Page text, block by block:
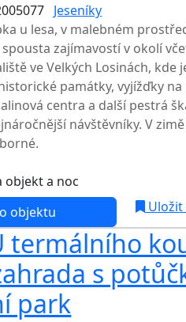
Jeseníky
u lesa, v malebném
zajímavostí v okolí
ve Velkých Losinách, kde
památky, vyjížďky
centra a další pestrá
návštěvníky. V
objekt a noc
objektu
Uložit
termálního
s
park